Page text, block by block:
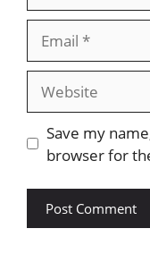
Website
Save my
browser for